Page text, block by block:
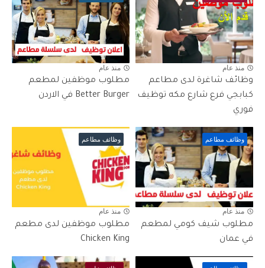
منذ عام
وظائف شاغرة لدى مطاعم
كبابجي فرع شارع مكه توظيف
فوري
منذ عام
مطلوب موظفين لمطعم
Better Burger في الاردن
وظائف مطاعم
منذ عام
مطلوب شيف كومي لمطعم
في عمان
وظائف مطاعم
منذ عام
مطلوب موظفين لدى مطعم
Chicken King